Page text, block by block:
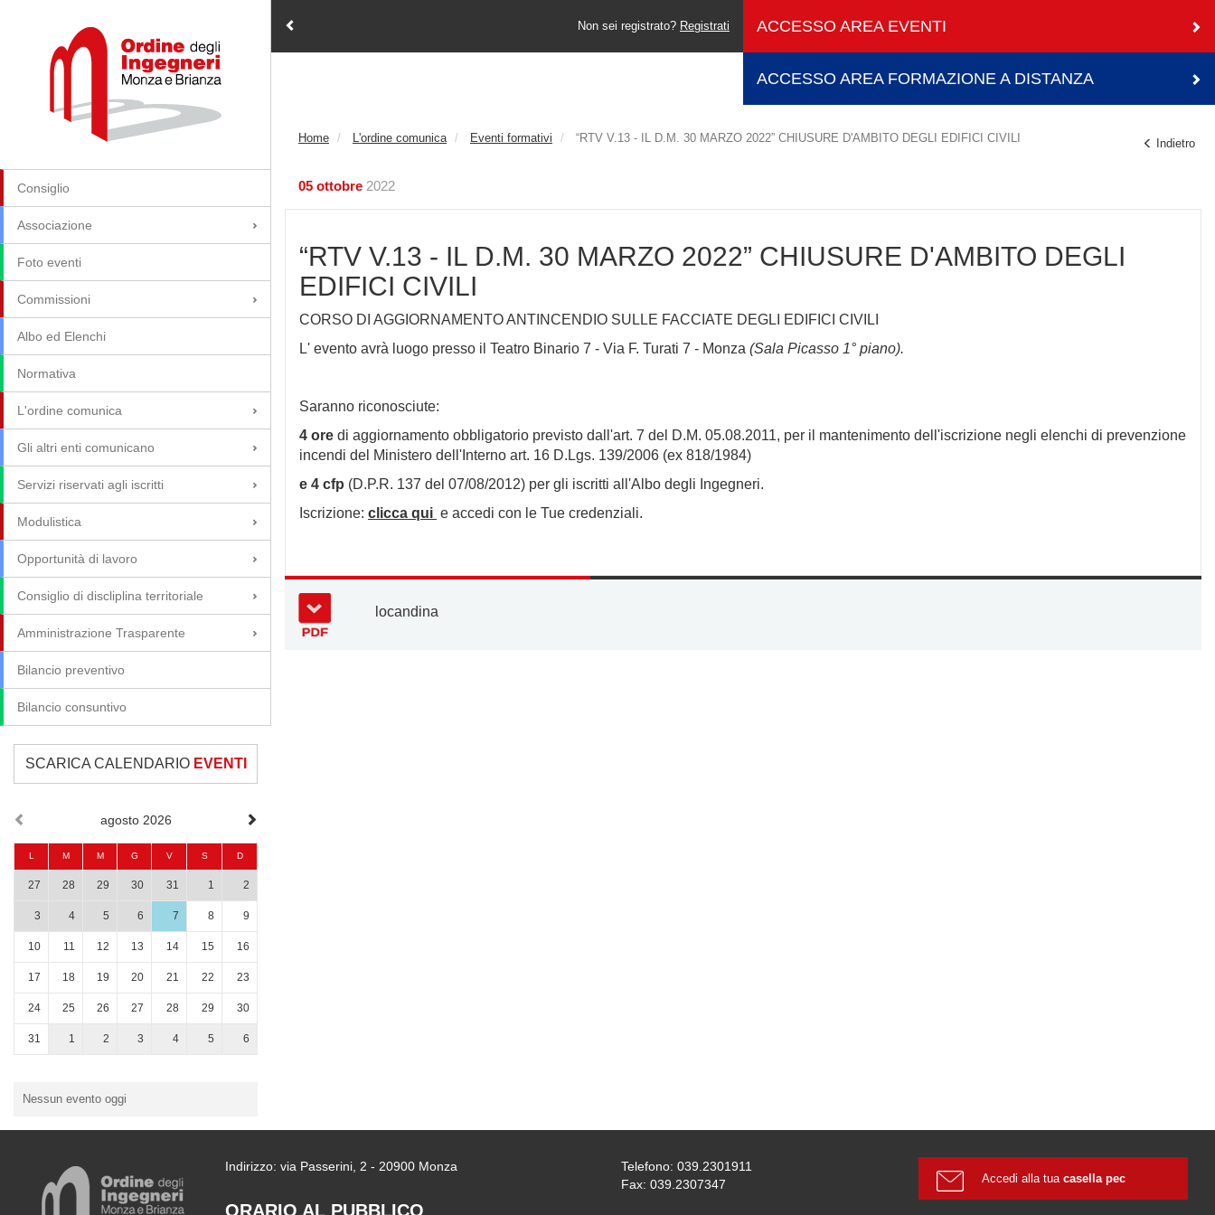
Consiglio
Associazione
Foto eventi
Commissioni
Albo ed Elenchi
Normativa
L'ordine comunica
Gli altri enti comunicano
Servizi riservati agli iscritti
Modulistica
Opportunità di lavoro
Consiglio di discliplina territoriale
Amministrazione Trasparente
Bilancio preventivo
Bilancio consuntivo
SCARICA CALENDARIO EVENTI
agosto 2026
L M M G V S D
27 28 29 30 31 1 2
3 4 5 6 7 8 9
10 11 12 13 14 15 16
17 18 19 20 21 22 23
24 25 26 27 28 29 30
31 1 2 3 4 5 6
Nessun evento oggi
Non sei registrato? Registrati ACCESSO AREA EVENTI
ACCESSO AREA FORMAZIONE A DISTANZA
Home L'ordine comunica Eventi formativi “RTV V.13 - IL D.M. 30 MARZO 2022” CHIUSURE D'AMBITO DEGLI EDIFICI CIVILI
05 ottobre 2022
Indietro
“RTV V.13 - IL D.M. 30 MARZO 2022” CHIUSURE D'AMBITO DEGLI
EDIFICI CIVILI
CORSO DI AGGIORNAMENTO ANTINCENDIO SULLE FACCIATE DEGLI EDIFICI CIVILI
L' evento avrà luogo presso il Teatro Binario 7 - Via F. Turati 7 - Monza (Sala Picasso 1° piano).
Saranno riconosciute:
4 ore di aggiornamento obbligatorio previsto dall'art. 7 del D.M. 05.08.2011, per il mantenimento dell'iscrizione negli elenchi di prevenzione
incendi del Ministero dell'Interno art. 16 D.Lgs. 139/2006 (ex 818/1984)
e 4 cfp (D.P.R. 137 del 07/08/2012) per gli iscritti all'Albo degli Ingegneri.
Iscrizione: clicca qui e accedi con le Tue credenziali.
locandina
Indirizzo: via Passerini, 2 - 20900 Monza
ORARIO AL PUBBLICO
Telefono: 039.2301911
Fax: 039.2307347
Accedi alla tua casella pec